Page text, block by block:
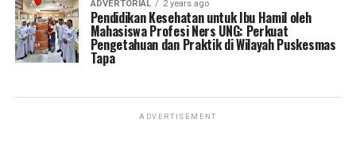
ADVERTORIAL 2 years ago
Pendidikan Kesehatan untuk Ibu Hamil oleh
Mahasiswa Profesi Ners UNG: Perkuat
Pengetahuan dan Praktik di Wilayah Puskesmas
Tapa
ADVERTISEMENT